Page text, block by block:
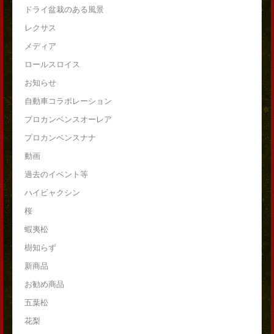
ドライ盆栽のある風景
レクサス
メディア
ロールスロイス
お知らせ
自動車コラボレーション
プロカンベンスオーレア
プロカンベンスナナ
動画
過去のイベント等
ハイビャクシン
桜
蝦夷松
樹知らず
新商品
お勧め商品
五葉松
花梨